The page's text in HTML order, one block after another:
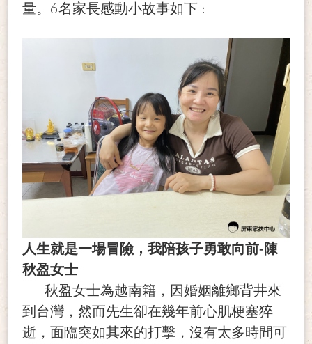
量。 6名家長感動小故事如下 ：
人生就是一場冒險，我陪孩子勇敢向前-陳
秋盈女士
秋盈女士為越南籍，因婚姻離鄉背井來
到台灣，然而先生卻在幾年前心肌梗塞猝
逝，面臨突如其來的打擊，沒有太多時間可